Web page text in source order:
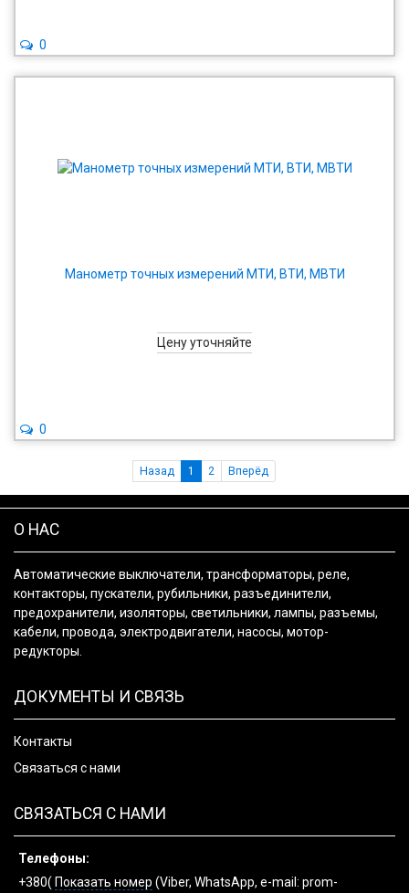
0
Манометр точных измерений МТИ, ВТИ, МВТИ
Цену уточняйте
0
Назад 1 2 Вперёд
О НАС
Автоматические выключатели, трансформаторы, реле,
контакторы, пускатели, рубильники, разъединители,
предохранители, изоляторы, светильники, лампы, разъемы,
кабели, провода, электродвигатели, насосы, мотор-
редукторы.
ДОКУМЕНТЫ И СВЯЗЬ
Контакты
Связаться с нами
СВЯЗАТЬСЯ С НАМИ
Телефоны:
+380( Показать номер (Viber, WhatsApp, e-mail: prom-